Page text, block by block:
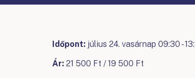
Időpont: július 24. vasárnap 09:30 -
Ár: 21 500 Ft / 19 500 Ft